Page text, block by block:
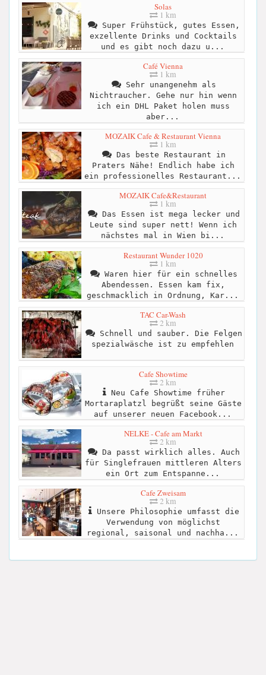
Solas
1 km
Super Frühstück, gutes Essen,
exzellente Drinks und Cocktails
und es gibt noch dazu u...
Café Vienna
1 km
Sehr unangenehm als
Nichtraucher. Gehe nur hin wenn
ich ein DHL Paket holen muss
aber...
MOZAIK Cafe & Restaurant Vienna
1 km
Das beste Restaurant in
Praters Nähe! Endlich habe ich
ein professionelles Restaurant...
MOZAIK Cafe&Restaurant
1 km
Das Essen ist mega lecker und
Leute sind super nett! Wenn ich
nächstes mal in Wien bi...
Restaurant Wunder 1020
1 km
Waren hier für ein schnelles
Abendessen. Essen kam fix,
geschmacklich in Ordnung, Kar...
TAC Car-Wash
2 km
Schnell und sauber. Die Felgen
spezialwäsche ist zu empfehlen
Cafe Showtime
2 km
Neu Cafe Showtime früher
Mortaraplatzl begrüßt seine Gäste
auf unserer neuen Facebook...
NELKE - Cafe am Markt
2 km
Da passt wirklich alles. Auch
für Singlefrauen mittleren Alters
ein Ort zum Entspanne...
Cafe Zweisam
2 km
Unsere Philosophie umfasst die
Verwendung von möglichst
regional, saisonal und nachha...